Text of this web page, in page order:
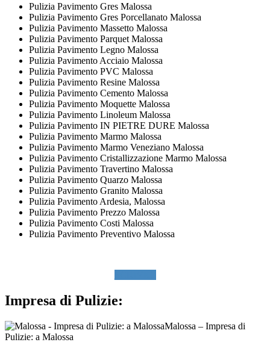
Pulizia Pavimento Gres Malossa
Pulizia Pavimento Gres Porcellanato Malossa
Pulizia Pavimento Massetto Malossa
Pulizia Pavimento Parquet Malossa
Pulizia Pavimento Legno Malossa
Pulizia Pavimento Acciaio Malossa
Pulizia Pavimento PVC Malossa
Pulizia Pavimento Resine Malossa
Pulizia Pavimento Cemento Malossa
Pulizia Pavimento Moquette Malossa
Pulizia Pavimento Linoleum Malossa
Pulizia Pavimento IN PIETRE DURE Malossa
Pulizia Pavimento Marmo Malossa
Pulizia Pavimento Marmo Veneziano Malossa
Pulizia Pavimento Cristallizzazione Marmo Malossa
Pulizia Pavimento Travertino Malossa
Pulizia Pavimento Quarzo Malossa
Pulizia Pavimento Granito Malossa
Pulizia Pavimento Ardesia, Malossa
Pulizia Pavimento Prezzo Malossa
Pulizia Pavimento Costi Malossa
Pulizia Pavimento Preventivo Malossa
Impresa di Pulizie:
Malossa – Impresa di
Pulizie: a Malossa